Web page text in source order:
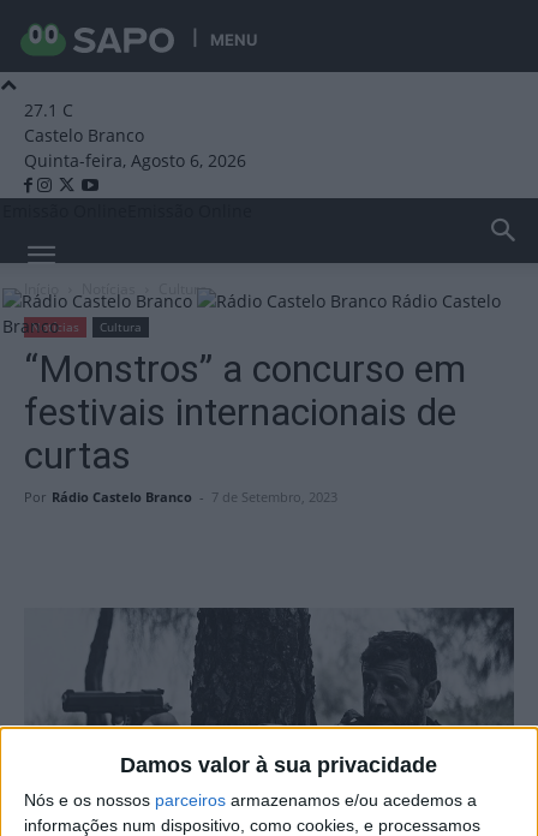
MENU
Damos valor à sua privacidade
Nós e os nossos parceiros armazenamos e/ou acedemos a
informações num dispositivo, como cookies, e processamos
27.1 C
Castelo Branco
Quinta-feira, Agosto 6, 2026
Rádio Castelo
Branco
Cultura
Notícias Cultura
“Monstros” a concurso em
festivais internacionais de
curtas
Por Rádio Castelo Branco - 7 de Setembro, 2023